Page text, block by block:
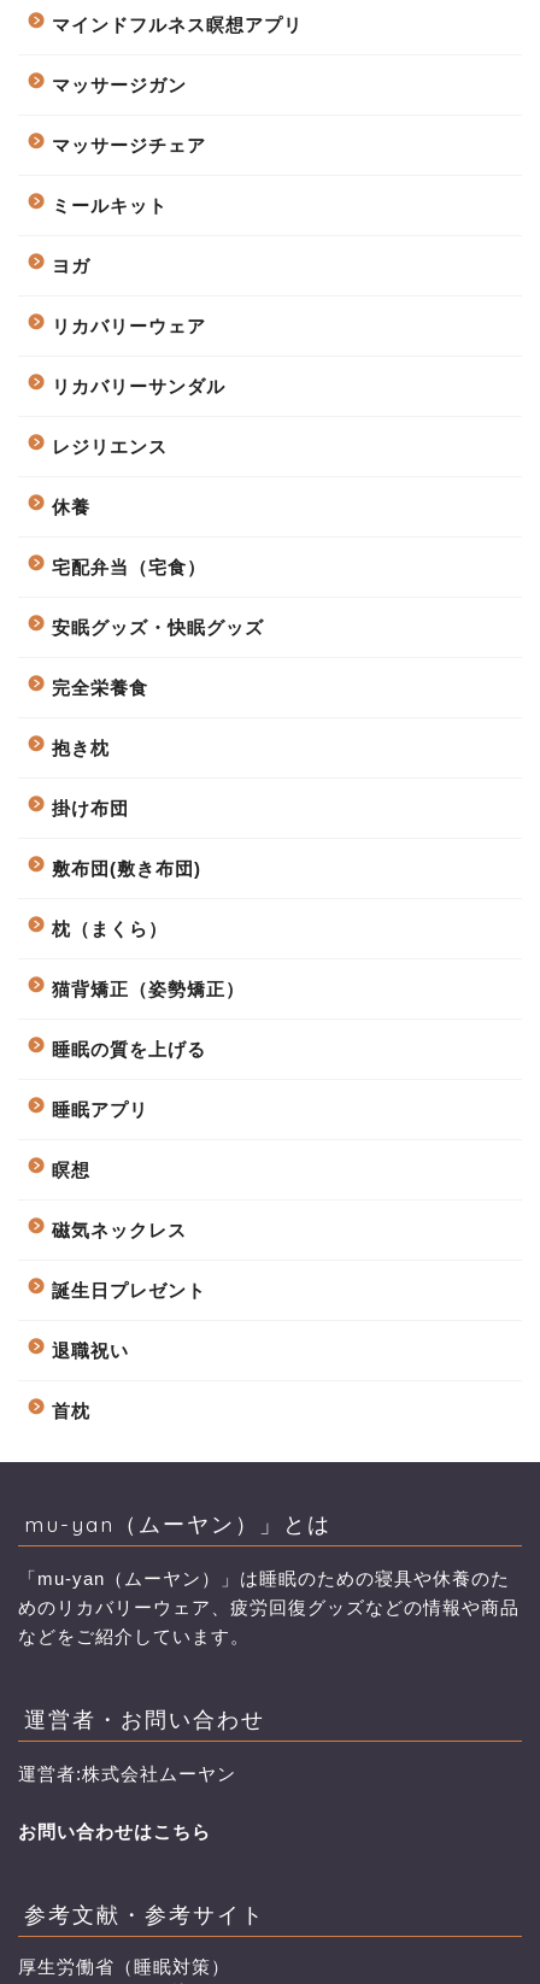
マインドフルネス瞑想アプリ
マッサージガン
マッサージチェア
ミールキット
ヨガ
リカバリーウェア
リカバリーサンダル
レジリエンス
休養
宅配弁当（宅食）
安眠グッズ・快眠グッズ
完全栄養食
抱き枕
掛け布団
敷布団(敷き布団)
枕（まくら）
猫背矯正（姿勢矯正）
睡眠の質を上げる
睡眠アプリ
瞑想
磁気ネックレス
誕生日プレゼント
退職祝い
首枕
mu-yan（ムーヤン）」とは
「mu-yan（ムーヤン）」は睡眠のための寝具や休養のた
めのリカバリーウェア、疲労回復グッズなどの情報や商品
などをご紹介しています。
運営者・お問い合わせ
運営者:株式会社ムーヤン
お問い合わせはこちら
参考文献・参考サイト
厚生労働省（睡眠対策）